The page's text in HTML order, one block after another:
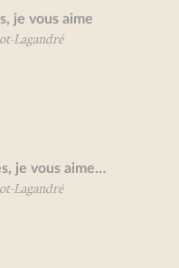
je vous aime
Lagandré
je vous aime…
Lagandré